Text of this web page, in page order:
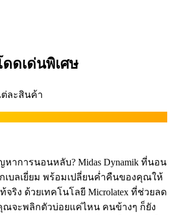
ดดเด่นพิเศษ
ละสินค้า
าการนอนหลับ? Midas Dynamik ที่นอน
เบลเยี่ยม พร้อมเปลี่ยนค่ำคืนของคุณให้
จริง ด้วยเทคโนโลยี Microlatex ที่ช่วยลด
ณจะพลิกตัวบ่อยแค่ไหน คนข้างๆ ก็ยัง